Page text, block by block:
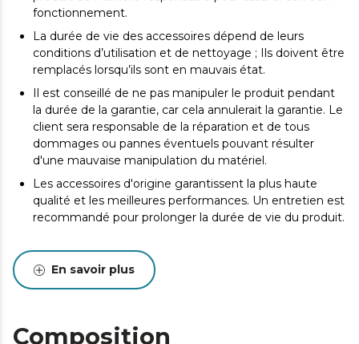
fonctionnement.
La durée de vie des accessoires dépend de leurs
conditions d’utilisation et de nettoyage ; Ils doivent être
remplacés lorsqu’ils sont en mauvais état.
Il est conseillé de ne pas manipuler le produit pendant
la durée de la garantie, car cela annulerait la garantie. Le
client sera responsable de la réparation et de tous
dommages ou pannes éventuels pouvant résulter
d'une mauvaise manipulation du matériel.
Les accessoires d'origine garantissent la plus haute
qualité et les meilleures performances. Un entretien est
recommandé pour prolonger la durée de vie du produit.
En savoir plus
Composition